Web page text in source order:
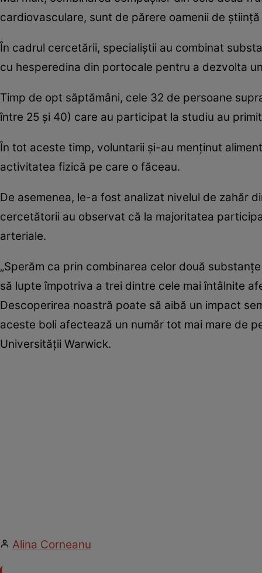
cardiovasculare, sunt de părere oamenii de
În cadrul cercetării, specialiştii au combinat
cu hesperedina din portocale pentru a dezvolta
Timp de opt săptămâni, cele 32 de persoane
între 25 şi 40) care au participat la studiu au
În tot aceste timp, voluntarii şi-au menţinut
activitatea fizică pe care o făceau.
De asemenea, le-a fost analizat nivelul de zahăr
cercetătorii au observat că la majoritatea
arteriale.
„Sperăm ca prin combinarea celor două
să lupte împotriva a trei dintre cele mai întâlnite
Descoperirea noastră poate să aibă un impact
aceste boli afectează un număr tot mai mare de
Universităţii Warwick.
Alina Corneanu